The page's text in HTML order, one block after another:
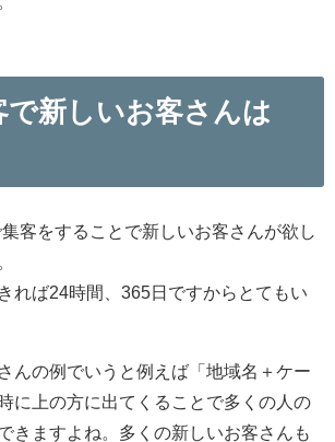
で新しいお客さんは
客をすることで新しいお客さんが欲し
れば24時間、365日ですからとてもい
んの例でいうと例えば「地域名＋ケー
に上の方に出てくることで多くの人の
きますよね。多くの新しいお客さんも